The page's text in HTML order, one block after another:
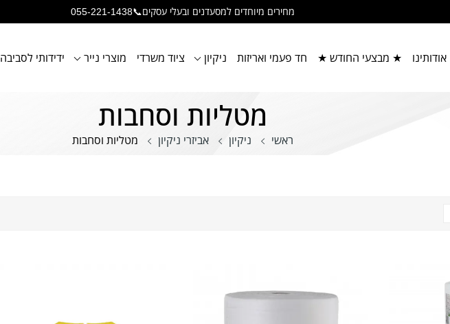
🚛משלוח מהיר 5-7 ימי עסקים🚛
אודותינו ★ מבצעי החודש ★ חד פעמי ואריזות ניקיון ציוד משרדי מוצרי נייר ידידותי לסביבה
מטליות וסחבות
ראשי ניקיון אביזרי ניקיון מטליות וסחבות